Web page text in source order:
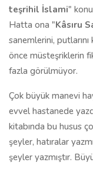
teşrihil İslami"
Hatta ona "Kâsıru
sanemlerini, putlarını
önce müsteşriklerin
fazla görülmüyor.
Çok büyük manevi
evvel hastanede
kitabında bu husus
şeyler, hatıralar
şeyler yazmıştır.